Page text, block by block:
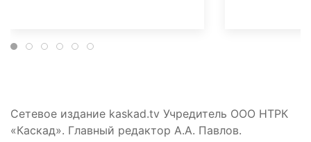
Сетевое издание kaskad.tv Учредитель ООО НТРК
«Каскад». Главный редактор А.А. Павлов.